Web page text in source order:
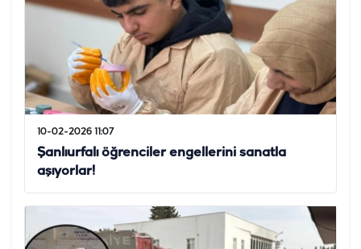
10-02-2026 11:07
Şanlıurfalı öğrenciler engellerini sanatla
aşıyorlar!